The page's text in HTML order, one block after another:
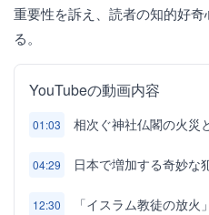
重要性を訴え、読者の知的好
る。
YouTubeの動画内容
01:03 相次ぐ神社仏閣の火災
04:29 日本で増加する奇妙な
12:30 「イスラム教徒の放